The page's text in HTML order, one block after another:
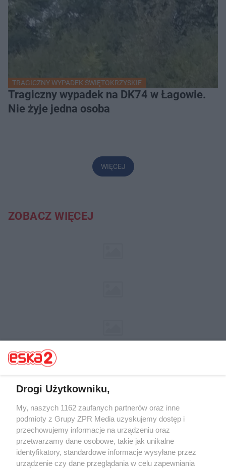
TRAGICZNY WYPADEK ŚWIĘTOKRZYSKIE
Tragiczny wypadek na DK74 w Łagowie.
Nie żyje jedna osoba
WIĘCEJ
ZOBACZ WIĘCEJ
Żaden utwór zamieszczony w serwisie nie może być powielany i
rozpowszechniany lub dalej rozpowszechniany w jakikolwiek sposób (w
tym także elektroniczny lub mechaniczny) na jakimkolwiek polu
eksploatacji w jakiejkolwiek formie, włącznie z umieszczaniem w Internecie
bez pisemnej zgody właściciela praw. Jakiekolwiek użycie lub
wykorzystanie utworów w całości lub w części z naruszeniem prawa, tzn.
bez właściwej zgody, jest zabronione pod groźbą kary i może być ścigane
prawnie.
Drogi Użytkowniku,
My, naszych 1162 zaufanych partnerów oraz inne
podmioty z Grupy ZPR Media uzyskujemy dostęp i
przechowujemy informacje na urządzeniu oraz
przetwarzamy dane osobowe, takie jak unikalne
identyfikatory, standardowe informacje wysyłane przez
urządzenie czy dane przeglądania w celu zapewniania